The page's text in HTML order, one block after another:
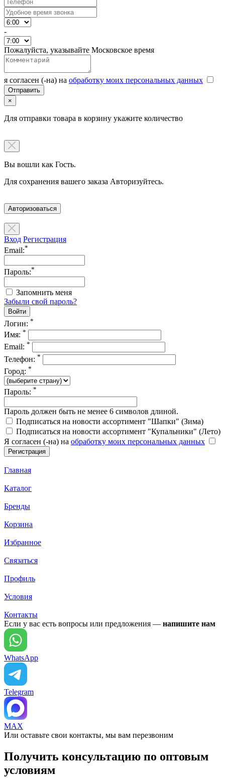
-
Пожалуйста, указывайте Московское время
я согласен (-на) на обработку моих персональных данных
×
Для отправки товара в корзину укажите количество
Вы вошли как Гость.
Для сохранения вашего заказа Авторизуйтесь.
Авторизоваться
Вход Регистрация
Email:*
Пароль:*
Запомнить меня
Забыли свой пароль?
Логин: *
Имя: *
Email: *
Телефон: *
Город: *
Пароль: *
Пароль должен быть не менее 6 символов длиной.
Подписаться на новости ассортимент "Шапки" (Зима)
Подписаться на новости ассортимент "Купальники" (Лето)
Я согласен (-на) на обработку моих персональных данных
Главная
Каталог
Бренды
Корзина
Избранное
Связаться
Профиль
Условия
Контакты
Если у вас есть вопросы или предложения — напишите нам
WhatsApp
Telegram
MAX
Или оставьте свои контакты, мы вам перезвоним
Получить консультацию по оптовым
условиям